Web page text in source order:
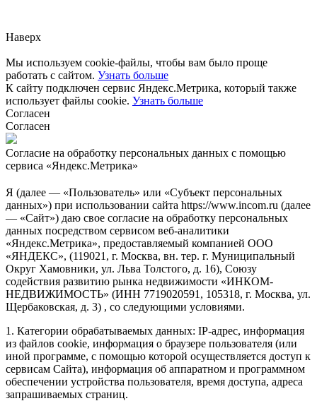
Наверх
Мы используем cookie-файлы, чтобы вам было проще
работать с сайтом. Узнать больше
К сайту подключен сервис Яндекс.Метрика, который также
использует файлы cookie. Узнать больше
Согласен
Согласен
Согласие на обработку персональных данных с помощью
сервиса «Яндекс.Метрика»
Я (далее — «Пользователь» или «Субъект персональных
данных») при использовании сайта https://www.incom.ru (далее
— «Сайт») даю свое согласие на обработку персональных
данных посредством сервисом веб-аналитики
«Яндекс.Метрика», предоставляемый компанией ООО
«ЯНДЕКС», (119021, г. Москва, вн. тер. г. Муниципальный
Округ Хамовники, ул. Льва Толстого, д. 16), Союзу
содействия развитию рынка недвижимости «ИНКОМ-
НЕДВИЖИМОСТЬ» (ИНН 7719020591, 105318, г. Москва, ул.
Щербаковская, д. 3) , со следующими условиями.
1. Категории обрабатываемых данных: IP-адрес, информация
из файлов cookie, информация о браузере пользователя (или
иной программе, с помощью которой осуществляется доступ к
сервисам Сайта), информация об аппаратном и программном
обеспечении устройства пользователя, время доступа, адреса
запрашиваемых страниц.